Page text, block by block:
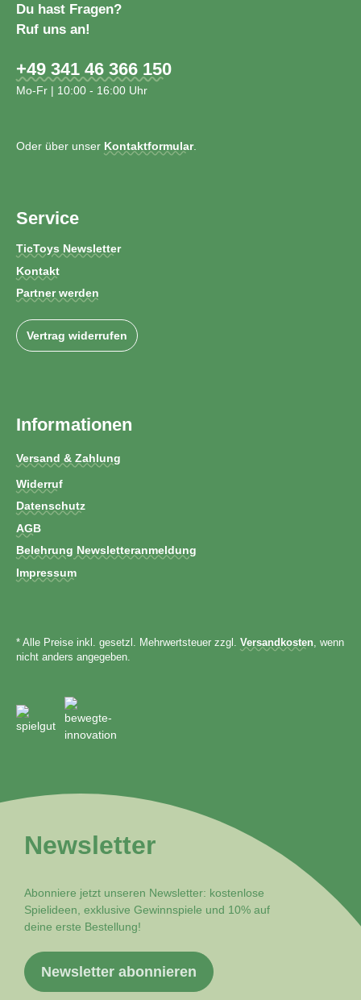
Du hast Fragen?
Ruf uns an!
+49 341 46 366 150
Mo-Fr | 10:00 - 16:00 Uhr
Oder über unser Kontaktformular.
Service
TicToys Newsletter
Kontakt
Partner werden
Vertrag widerrufen
Informationen
Versand & Zahlung
Widerruf
Datenschutz
AGB
Belehrung Newsletteranmeldung
Impressum
* Alle Preise inkl. gesetzl. Mehrwertsteuer zzgl. Versandkosten , wenn
nicht anders angegeben.
Newsletter
Abonniere jetzt unseren Newsletter: kostenlose
Spielideen, exklusive Gewinnspiele und 10% auf
deine erste Bestellung!
Newsletter abonnieren